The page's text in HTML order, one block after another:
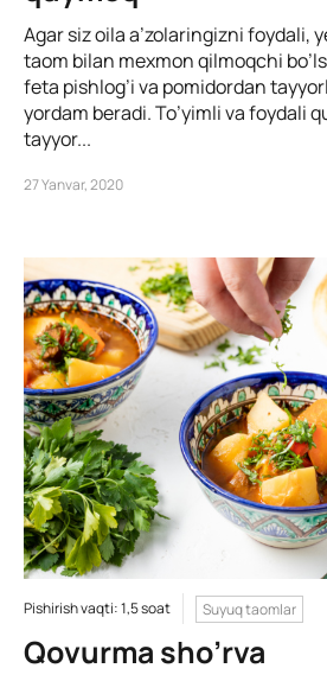
Agar siz oila a’zolaringizni foydali,
taom bilan mexmon qilmoqchi
feta pishlog’i va pomidordan
yordam beradi. To’yimli va foydali
tayyor...
27 Yanvar, 2020
Pishirish vaqti: 1,5 soat Suyuq taomlar
Qovurma sho’rva